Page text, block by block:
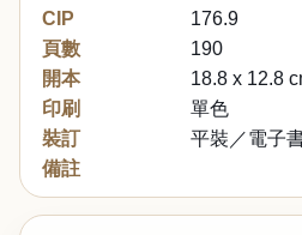
CIP
176.9
頁數
190
開本
18.8 x 12.8
印刷
單色
裝訂
平裝／電子
備註